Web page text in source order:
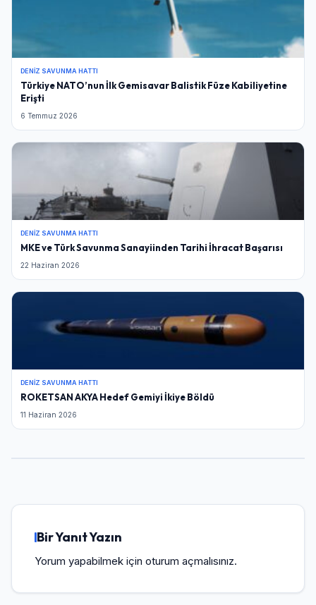
DENIZ SAVUNMA HATTI
Türkiye NATO’nun İlk Gemisavar Balistik Füze Kabiliyetine
Erişti
6 Temmuz 2026
DENIZ SAVUNMA HATTI
MKE ve Türk Savunma Sanayiinden Tarihi İhracat Başarısı
22 Haziran 2026
DENIZ SAVUNMA HATTI
ROKETSAN AKYA Hedef Gemiyi İkiye Böldü
11 Haziran 2026
Bir Yanıt Yazın
Yorum yapabilmek için oturum açmalısınız.